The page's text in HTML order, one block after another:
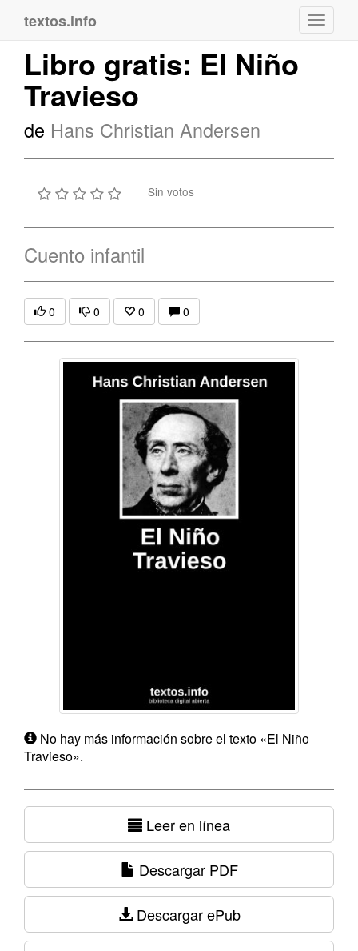
textos.info
Libro gratis: El Niño
Travieso
de Hans Christian Andersen
Sin votos
Cuento infantil
0 0 0 0
No hay más información sobre el texto «El Niño
Travieso».
Leer en línea
Descargar PDF
Descargar ePub